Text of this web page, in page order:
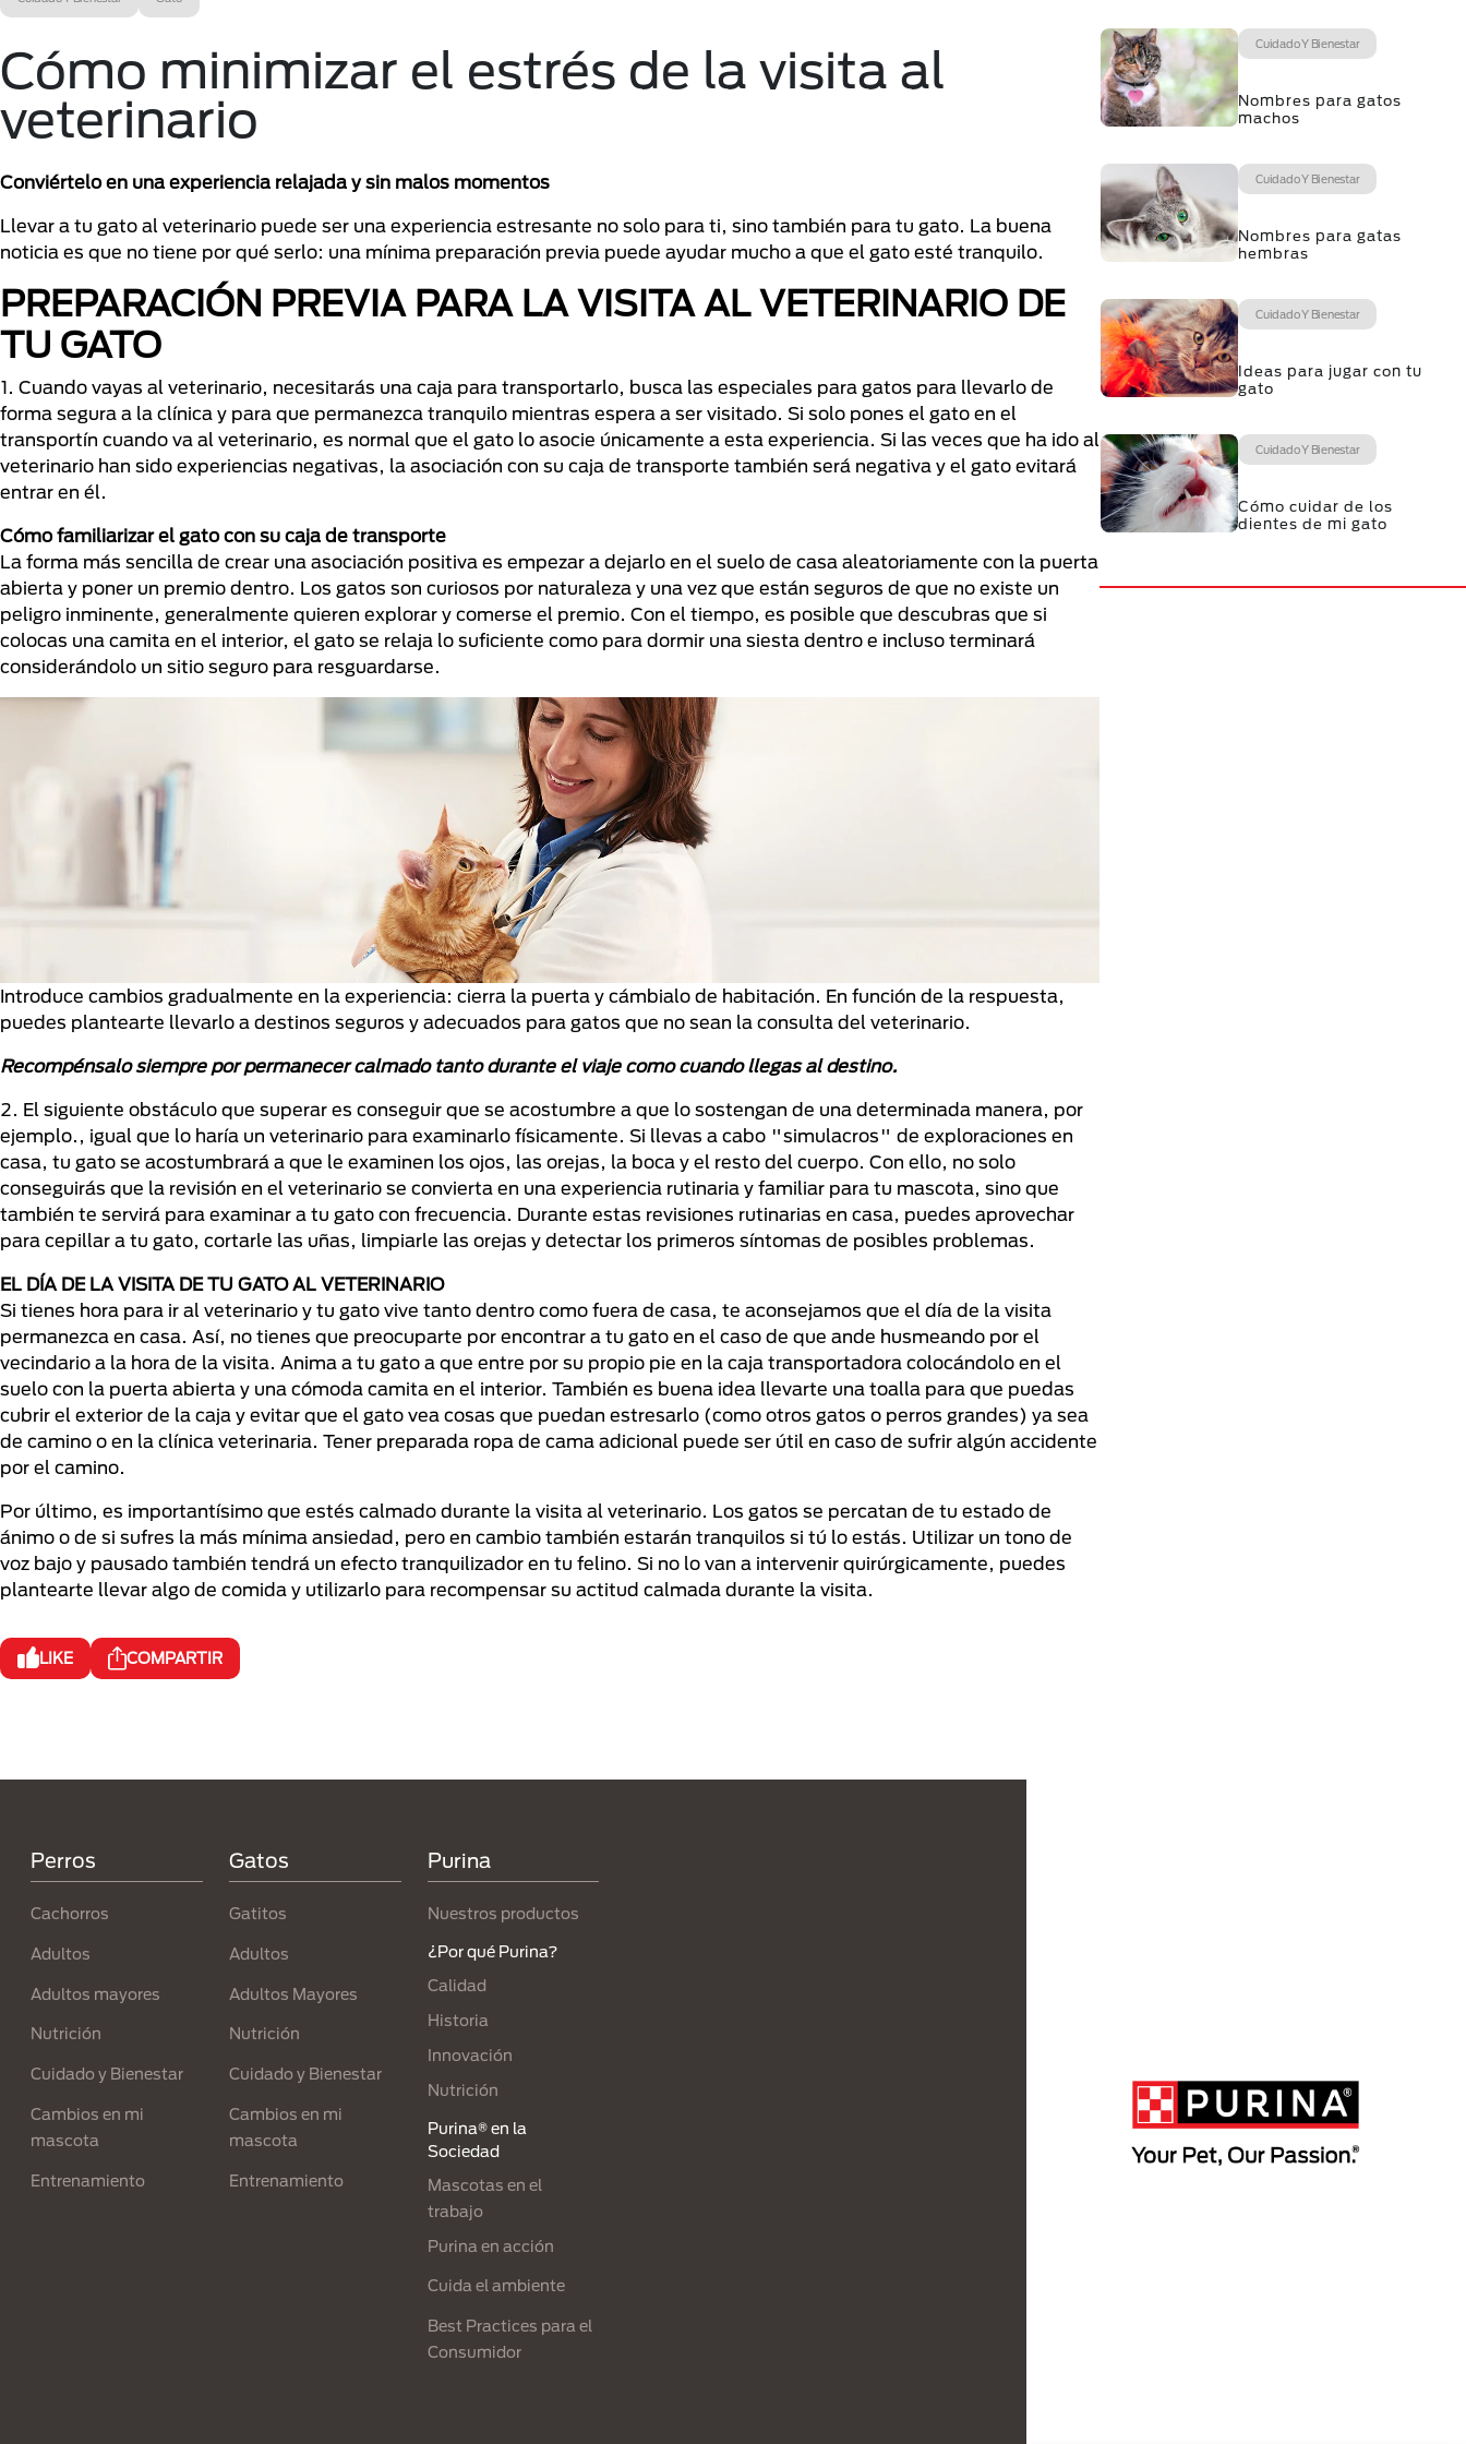
Cómo minimizar el estrés de la visita al
veterinario
Conviértelo en una experiencia relajada y sin malos momentos
Llevar a tu gato al veterinario puede ser una experiencia estresante no solo para ti, sino también para tu gato. La buena
noticia es que no tiene por qué serlo: una mínima preparación previa puede ayudar mucho a que el gato esté tranquilo.
PREPARACIÓN PREVIA PARA LA VISITA AL VETERINARIO DE
TU GATO
1. Cuando vayas al veterinario, necesitarás una caja para transportarlo, busca las especiales para gatos para llevarlo de
forma segura a la clínica y para que permanezca tranquilo mientras espera a ser visitado. Si solo pones el gato en el
transportín cuando va al veterinario, es normal que el gato lo asocie únicamente a esta experiencia. Si las veces que ha ido al
veterinario han sido experiencias negativas, la asociación con su caja de transporte también será negativa y el gato evitará
entrar en él.
Cómo familiarizar el gato con su caja de transporte
La forma más sencilla de crear una asociación positiva es empezar a dejarlo en el suelo de casa aleatoriamente con la puerta
abierta y poner un premio dentro. Los gatos son curiosos por naturaleza y una vez que están seguros de que no existe un
peligro inminente, generalmente quieren explorar y comerse el premio. Con el tiempo, es posible que descubras que si
colocas una camita en el interior, el gato se relaja lo suficiente como para dormir una siesta dentro e incluso terminará
considerándolo un sitio seguro para resguardarse.
Introduce cambios gradualmente en la experiencia: cierra la puerta y cámbialo de habitación. En función de la respuesta,
puedes plantearte llevarlo a destinos seguros y adecuados para gatos que no sean la consulta del veterinario.
Recompénsalo siempre por permanecer calmado tanto durante el viaje como cuando llegas al destino.
2. El siguiente obstáculo que superar es conseguir que se acostumbre a que lo sostengan de una determinada manera, por
ejemplo., igual que lo haría un veterinario para examinarlo físicamente. Si llevas a cabo "simulacros" de exploraciones en
casa, tu gato se acostumbrará a que le examinen los ojos, las orejas, la boca y el resto del cuerpo. Con ello, no solo
conseguirás que la revisión en el veterinario se convierta en una experiencia rutinaria y familiar para tu mascota, sino que
también te servirá para examinar a tu gato con frecuencia. Durante estas revisiones rutinarias en casa, puedes aprovechar
para cepillar a tu gato, cortarle las uñas, limpiarle las orejas y detectar los primeros síntomas de posibles problemas.
EL DÍA DE LA VISITA DE TU GATO AL VETERINARIO
Si tienes hora para ir al veterinario y tu gato vive tanto dentro como fuera de casa, te aconsejamos que el día de la visita
permanezca en casa. Así, no tienes que preocuparte por encontrar a tu gato en el caso de que ande husmeando por el
vecindario a la hora de la visita. Anima a tu gato a que entre por su propio pie en la caja transportadora colocándolo en el
suelo con la puerta abierta y una cómoda camita en el interior. También es buena idea llevarte una toalla para que puedas
cubrir el exterior de la caja y evitar que el gato vea cosas que puedan estresarlo (como otros gatos o perros grandes) ya sea
de camino o en la clínica veterinaria. Tener preparada ropa de cama adicional puede ser útil en caso de sufrir algún accidente
por el camino.
Por último, es importantísimo que estés calmado durante la visita al veterinario. Los gatos se percatan de tu estado de
ánimo o de si sufres la más mínima ansiedad, pero en cambio también estarán tranquilos si tú lo estás. Utilizar un tono de
voz bajo y pausado también tendrá un efecto tranquilizador en tu felino. Si no lo van a intervenir quirúrgicamente, puedes
plantearte llevar algo de comida y utilizarlo para recompensar su actitud calmada durante la visita.
LIKE COMPARTIR
Cuidado Y Bienestar
Nombres para gatos
machos
Cuidado Y Bienestar
Nombres para gatas
hembras
Cuidado Y Bienestar
Ideas para jugar con tu
gato
Cuidado Y Bienestar
Cómo cuidar de los
dientes de mi gato
Perros
Cachorros
Adultos
Adultos mayores
Nutrición
Cuidado y Bienestar
Cambios en mi
mascota
Entrenamiento
Gatos
Gatitos
Adultos
Adultos Mayores
Nutrición
Cuidado y Bienestar
Cambios en mi
mascota
Entrenamiento
Purina
Nuestros productos
¿Por qué Purina?
Calidad
Historia
Innovación
Nutrición
Purina® en la
Sociedad
Mascotas en el
trabajo
Purina en acción
Cuida el ambiente
Best Practices para el
Consumidor